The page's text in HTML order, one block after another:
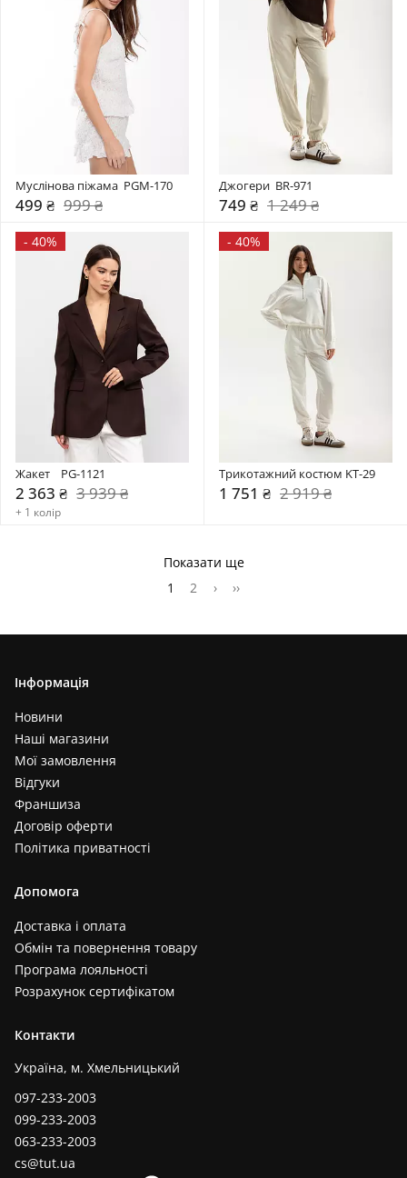
Муслінова піжама  PGM-170
499 ₴ 999 ₴
Джогери  BR-971
749 ₴ 1 249 ₴
- 40%
Жакет    PG-1121
2 363 ₴ 3 939 ₴
+ 1 колір
- 40%
Трикотажний костюм KT-29
1 751 ₴ 2 919 ₴
Показати ще
1
2 › ››
Інформація
Новини
Наші магазини
Мої замовлення
Відгуки
Франшиза
Договір оферти
Політика приватності
Допомога
Доставка і оплата
Обмін та повернення товару
Програма лояльності
Розрахунок сертифікатом
Контакти
Україна, м. Хмельницький
097-233-2003
099-233-2003
063-233-2003
cs@tut.ua